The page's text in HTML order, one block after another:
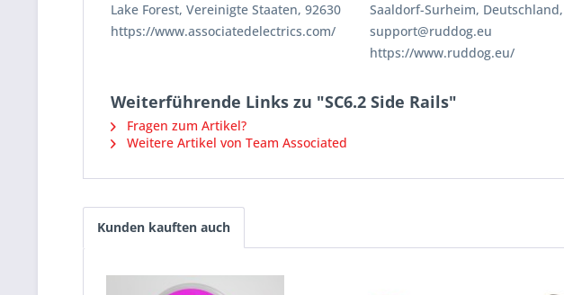
Lake Forest, Vereinigte Staaten, 92630
https://www.associatedelectrics.com/
Saaldorf-Surheim,
support@ruddog.eu
https://www.ruddog.eu/
Weiterführende Links zu "SC6.2 Side Rails"
Fragen zum Artikel?
Weitere Artikel von Team Associated
Kunden kauften auch